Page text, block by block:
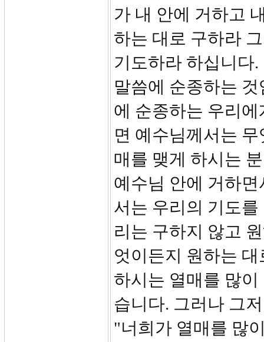
가 내 안에 거하고
하는 대로 구하라
기도하라 하십니다
말씀에 순종하는
에 순종하는 우리
면 예수님께서는
매를 맺게 하시는
예수님 안에 거하
서는 우리의 기도
리는 구하지 않고
엇이든지 원하는
하시는 열매를 많
습니다. 그러나 그
"너희가 열매를 많